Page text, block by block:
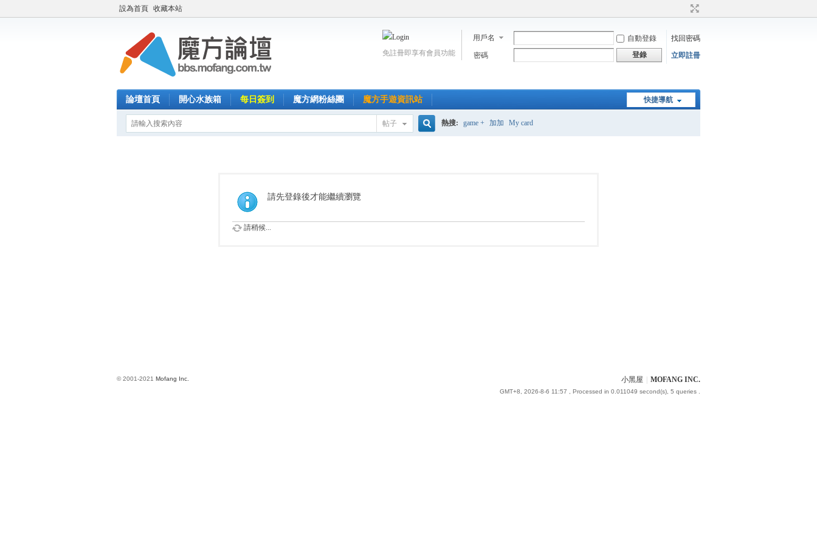
設為首頁 收藏本站
用戶名 自動登錄
找回密碼
密碼
登錄 立即註冊
免註冊即享有會員功能
快捷導航
論壇首頁 開心水族箱 每日簽到 魔方網粉絲團 魔方手遊資訊站
帖子 熱搜: game + 加加 My card
請先登錄後才能繼續瀏覽
請稍候...
小黑屋 MOFANG INC.
GMT+8, 2026-8-6 11:57 , Processed in 0.011049 second(s), 5 queries .
© 2001-2021 Mofang Inc.